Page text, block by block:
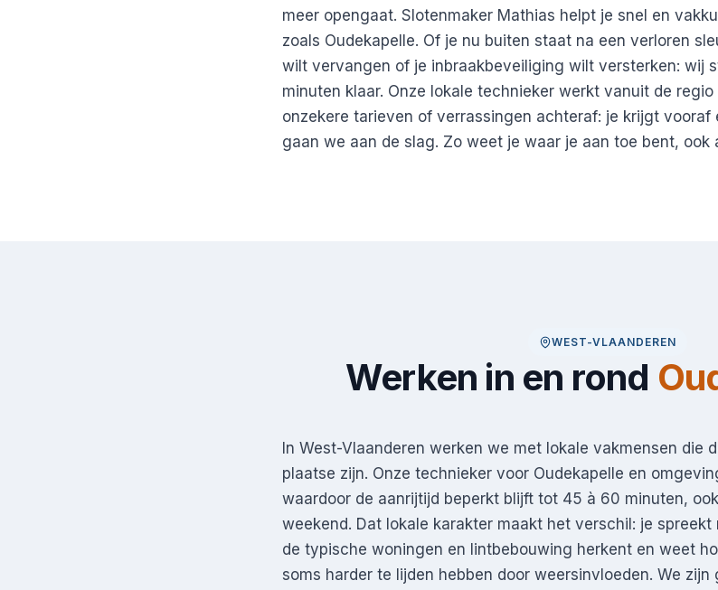
meer opengaat. Slotenmaker Mathias helpt je snel en
zoals Oudekapelle. Of je nu buiten staat na een verloren
wilt vervangen of je inbraakbeveiliging wilt versterken: wij
minuten klaar. Onze lokale technieker werkt vanuit de
onzekere tarieven of verrassingen achteraf: je krijgt vooraf
gaan we aan de slag. Zo weet je waar je aan toe bent, ook
WEST-VLAANDEREN
Werken in en rond
In West-Vlaanderen werken we met lokale vakmensen die
plaatse zijn. Onze technieker voor Oudekapelle en
waardoor de aanrijtijd beperkt blijft tot 45 à 60 minuten,
weekend. Dat lokale karakter maakt het verschil: je
de typische woningen en lintbebouwing herkent en weet
soms harder te lijden hebben door weersinvloeden. We